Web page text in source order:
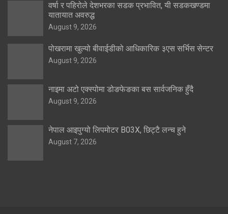
वर्षा र पहिरोले देशभरका सडक प्रभावित, यी सडकखण्डमा
यातायात अवरुद्ध
August 9, 2026
पोखरामा खुल्यो बीवाईडीको आधिकारिक ३एस सर्भिस सेन्टर
August 9, 2026
नाइमा अटो एक्स्पोमा डोङफेङका बस सार्वजनिक हुँदै
August 9, 2026
नेपाल आइपुग्यो लिपमोटर B03X, छिट्टै लन्च हुने
August 7, 2026